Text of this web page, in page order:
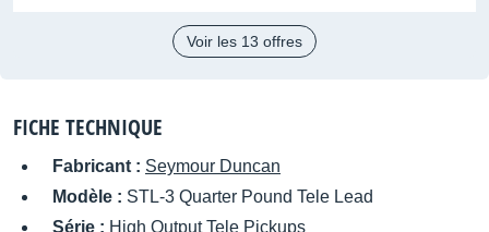
Voir les 13 offres
FICHE TECHNIQUE
Fabricant : Seymour Duncan
Modèle : STL-3 Quarter Pound Tele Lead
Série : High Output Tele Pickups